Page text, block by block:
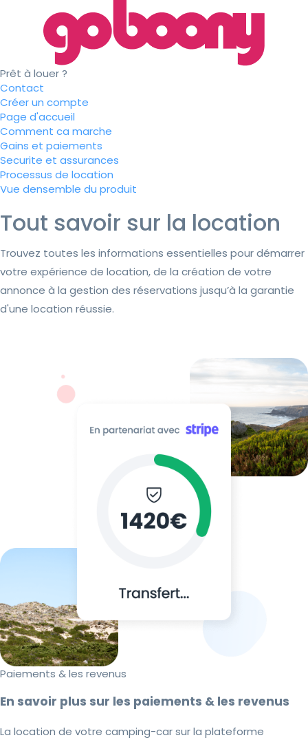
Prêt à louer ?
Contact
Créer un compte
Page d'accueil
Comment ca marche
Gains et paiements
Securite et assurances
Processus de location
Vue densemble du produit
Tout savoir sur la location
Trouvez toutes les informations essentielles pour démarrer
votre expérience de location, de la création de votre
annonce à la gestion des réservations jusqu’à la garantie
d'une location réussie.
Paiements & les revenus
En savoir plus sur les paiements & les revenus
La location de votre camping-car sur la plateforme